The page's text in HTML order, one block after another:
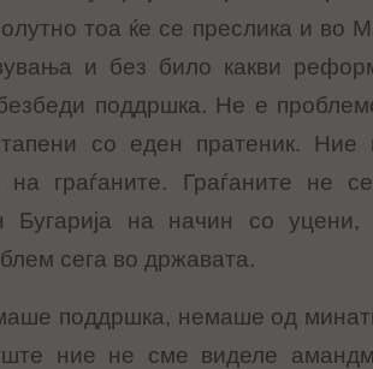
тоа ќе се преслика и во
и без било какви
поддршка. Не е
со еден пратеник.
на граѓаните. Граѓаните не
Бугарија на начин со
сега во државата.
поддршка, немаше од
ние не сме виделе